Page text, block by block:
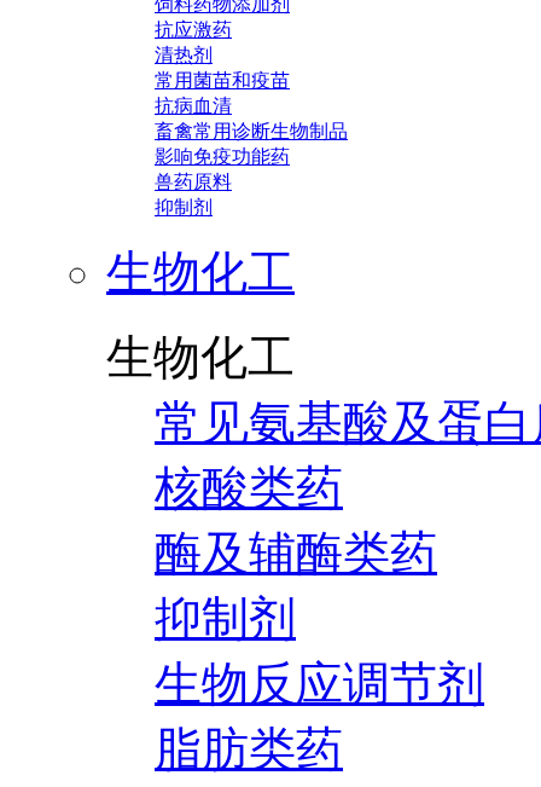
饲料药物添加剂
抗应激药
清热剂
常用菌苗和疫苗
抗病血清
畜禽常用诊断生物制品
影响免疫功能药
兽药原料
抑制剂
生物化工
生物化工
常见氨基酸及蛋
核酸类药
酶及辅酶类药
抑制剂
生物反应调节剂
脂肪类药